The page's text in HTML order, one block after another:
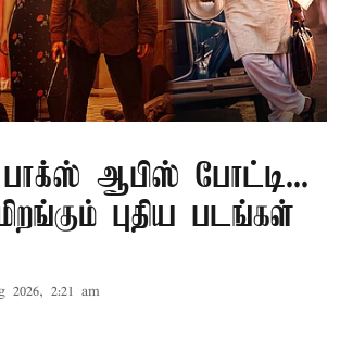
ஆபிஸ் போட்டி...
புதிய படங்கள்
2026, 2:21 am